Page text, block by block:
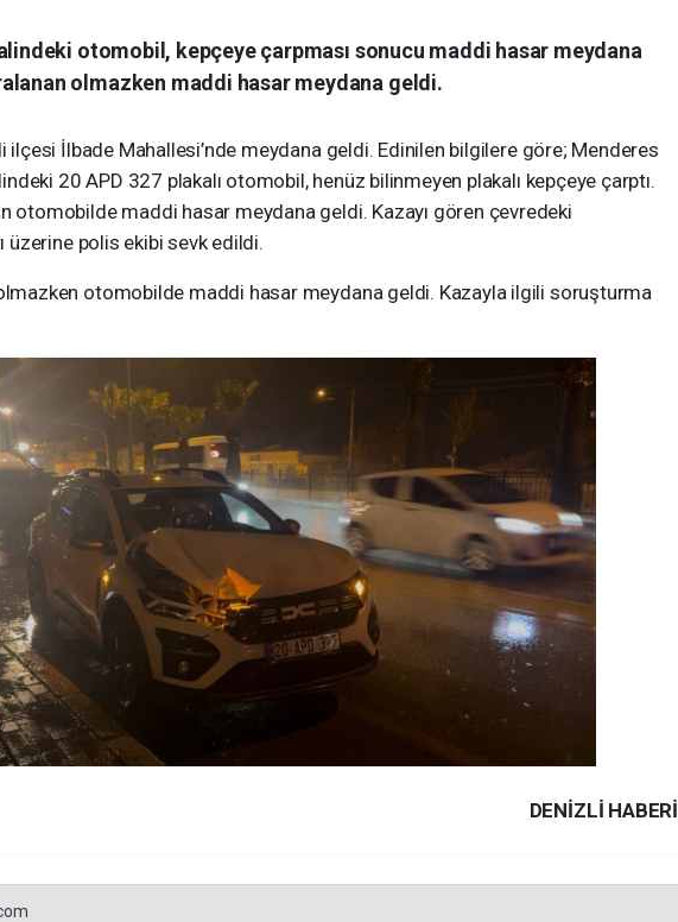
otomobil, kepçeye çarpması sonucu maddi hasar meydana
olmazken maddi hasar meydana geldi.
ilçesi İlbade Mahallesi’nde meydana geldi. Edinilen bilgilere göre; Menderes
20 APD 327 plakalı otomobil, henüz bilinmeyen plakalı kepçeye çarptı.
otomobilde maddi hasar meydana geldi. Kazayı gören çevredeki
üzerine polis ekibi sevk edildi.
otomobilde maddi hasar meydana geldi. Kazayla ilgili soruşturma
DENIZLI HABERİ